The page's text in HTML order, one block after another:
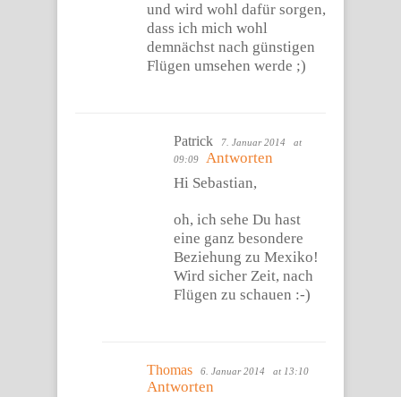
und wird wohl dafür sorgen,
dass ich mich wohl
demnächst nach günstigen
Flügen umsehen werde ;)
Patrick 7. Januar 2014
at
09:09
Antworten
Hi Sebastian,
oh, ich sehe Du hast
eine ganz besondere
Beziehung zu Mexiko!
Wird sicher Zeit, nach
Flügen zu schauen :-)
Thomas 6. Januar 2014 at 13:10
Antworten